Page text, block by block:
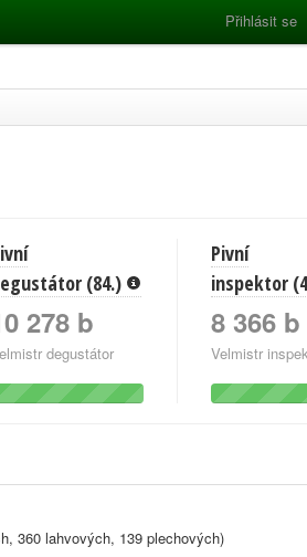
Přihlásit se
(84.)
278 b
degustátor
Pivní
inspektor
8 366 b
Velmistr
360 lahvových, 139 plechových)